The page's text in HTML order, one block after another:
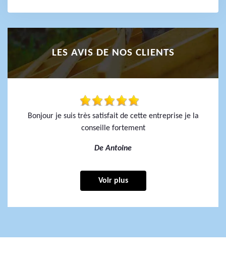
LES AVIS DE NOS CLIENTS
Bonjour je suis très satisfait de cette entreprise je la
conseille fortement
De Antoine
Voir plus